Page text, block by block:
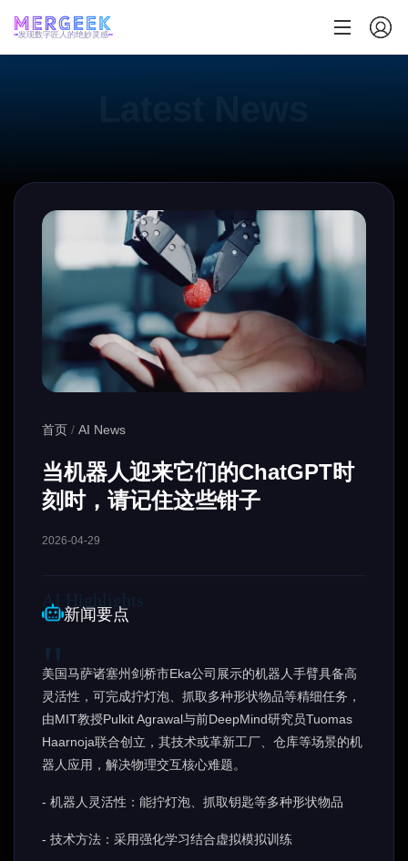
发现数字匠人的绝妙灵感
首页 / AI News
当机器人迎来它们的ChatGPT时
刻时，请记住这些钳子
2026-04-29
新闻要点
美国马萨诸塞州剑桥市Eka公司展示的机器人手臂具备高
灵活性，可完成拧灯泡、抓取多种形状物品等精细任务，
由MIT教授Pulkit Agrawal与前DeepMind研究员Tuomas
Haarnoja联合创立，其技术或革新工厂、仓库等场景的机
器人应用，解决物理交互核心难题。
- 机器人灵活性：能拧灯泡、抓取钥匙等多种形状物品
- 技术方法：采用强化学习结合虚拟模拟训练